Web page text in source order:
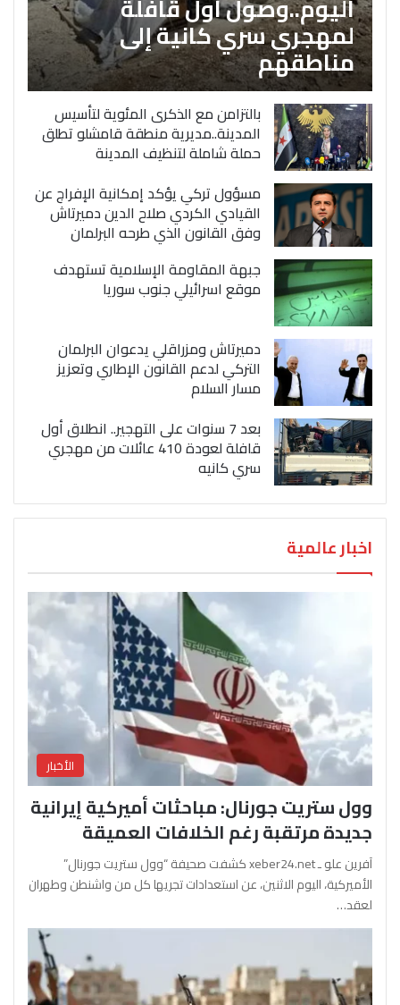
لمهجري سري كانية إلى
مناطقهم
بالتزامن مع الذكرى المئوية لتأسيس
المدينة..مديرية منطقة قامشلو تطلق
حملة شاملة لتنظيف المدينة
مسؤول تركي يؤكد إمكانية الإفراج عن
القيادي الكردي صلاح الدين دميرتاش
وفق القانون الذي طرحه البرلمان
جبهة المقاومة الإسلامية تستهدف
موقع اسرائيلي جنوب سوريا
دميرتاش ومزراقلي يدعوان البرلمان
التركي لدعم القانون الإطاري وتعزيز
مسار السلام
بعد 7 سنوات على التهجير.. انطلاق أول
قافلة لعودة 410 عائلات من مهجري
سري كانيه
اخبار عالمية
الأخبار
وول ستريت جورنال: مباحثات أميركية إيرانية
جديدة مرتقبة رغم الخلافات العميقة
آفرين علو ـ xeber24.net كشفت صحيفة “وول ستريت جورنال”
الأميركية، اليوم الاثنين، عن استعدادات تجريها كل من واشنطن وطهران
لعقد…